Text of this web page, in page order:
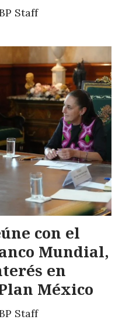
Staff
con el
Mundial,
en
México
Staff